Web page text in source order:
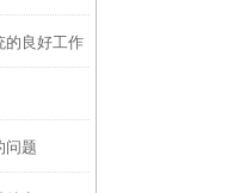
的良好工作
问题